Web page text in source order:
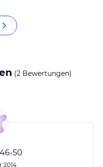
(2 Bewertungen)
50
2014